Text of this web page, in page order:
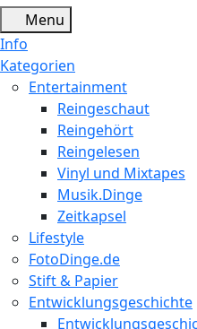
Menu
Info
Kategorien
Entertainment
Reingeschaut
Reingehört
Reingelesen
Vinyl und Mixtapes
Musik.Dinge
Zeitkapsel
Lifestyle
FotoDinge.de
Stift & Papier
Entwicklungsgeschichte